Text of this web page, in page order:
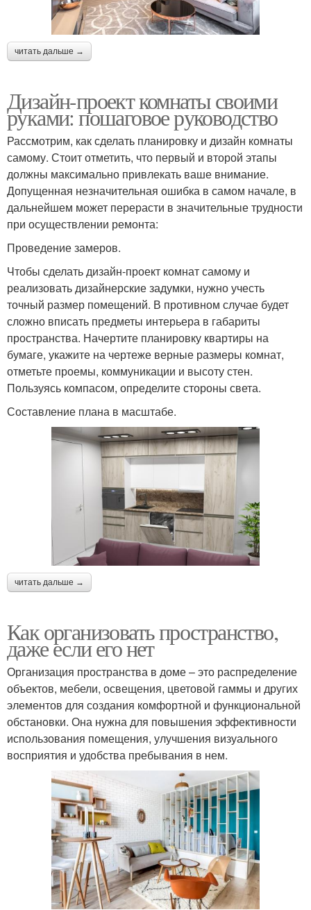
читать дальше →
Дизайн-проект комнаты своими
руками: пошаговое руководство
Рассмотрим, как сделать планировку и дизайн комнаты
самому. Стоит отметить, что первый и второй этапы
должны максимально привлекать ваше внимание.
Допущенная незначительная ошибка в самом начале, в
дальнейшем может перерасти в значительные трудности
при осуществлении ремонта:
Проведение замеров.
Чтобы сделать дизайн-проект комнат самому и
реализовать дизайнерские задумки, нужно учесть
точный размер помещений. В противном случае будет
сложно вписать предметы интерьера в габариты
пространства. Начертите планировку квартиры на
бумаге, укажите на чертеже верные размеры комнат,
отметьте проемы, коммуникации и высоту стен.
Пользуясь компасом, определите стороны света.
Составление плана в масштабе.
читать дальше →
Как организовать пространство,
даже если его нет
Организация пространства в доме – это распределение
объектов, мебели, освещения, цветовой гаммы и других
элементов для создания комфортной и функциональной
обстановки. Она нужна для повышения эффективности
использования помещения, улучшения визуального
восприятия и удобства пребывания в нем.